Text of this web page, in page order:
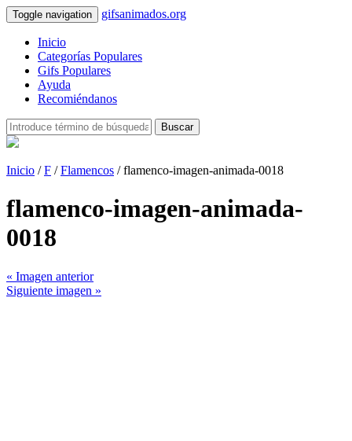
Toggle navigation gifsanimados.org
Inicio
Categorías Populares
Gifs Populares
Ayuda
Recomiéndanos
Buscar
Inicio /F /Flamencos / flamenco-imagen-animada-0018
flamenco-imagen-animada-
0018
« Imagen anterior
Siguiente imagen »